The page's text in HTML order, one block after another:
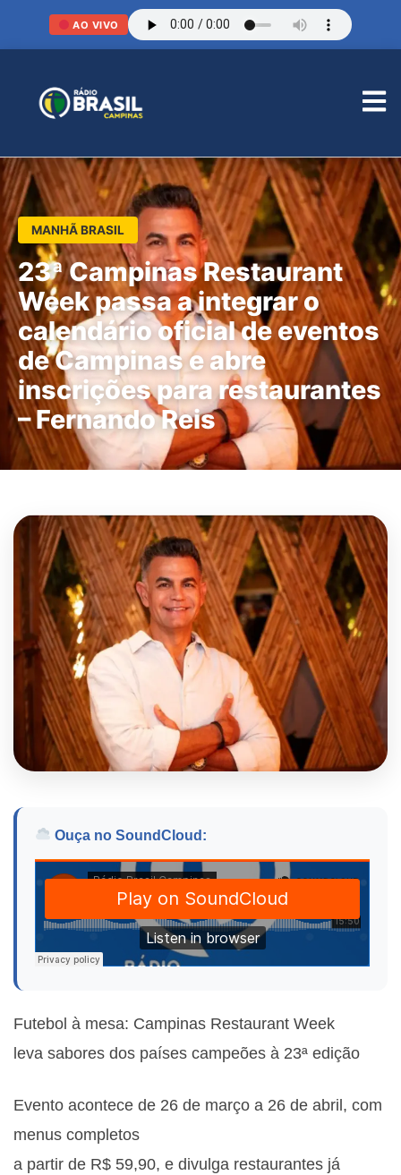
AO VIVO
MANHÃ BRASIL
23ª Campinas Restaurant
Week passa a integrar o
calendário oficial de eventos
de Campinas e abre
inscrições para restaurantes
– Fernando Reis
Ouça no SoundCloud:
Futebol à mesa: Campinas Restaurant Week
leva sabores dos países campeões à 23ª edição
Evento acontece de 26 de março a 26 de abril, com
menus completos
a partir de R$ 59,90, e divulga restaurantes já